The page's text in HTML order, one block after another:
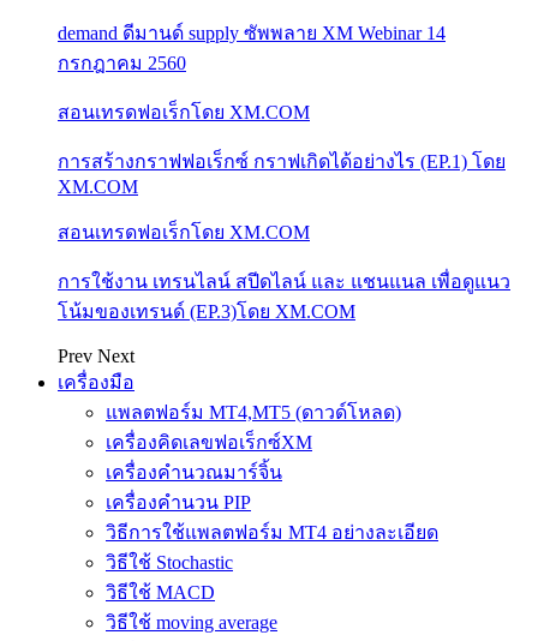
demand ดีมานด์ supply ซัพพลาย XM Webinar 14
กรกฎาคม 2560
สอนเทรดฟอเร็กโดย XM.COM
การสร้างกราฟฟอเร็กซ์ กราฟเกิดได้อย่างไร (EP.1) โดย
XM.COM
สอนเทรดฟอเร็กโดย XM.COM
การใช้งาน เทรนไลน์ สปีดไลน์ และ แชนแนล เพื่อดูแนว
โน้มของเทรนด์ (EP.3)โดย XM.COM
Prev Next
เครื่องมือ
แพลตฟอร์ม MT4,MT5 (ดาวด์โหลด)
เครื่องคิดเลขฟอเร็กซ์XM
เครื่องคำนวณมาร์จิ้น
เครื่องคำนวน PIP
วิธีการใช้แพลตฟอร์ม MT4 อย่างละเอียด
วิธีใช้ Stochastic
วิธีใช้ MACD
วิธีใช้ moving average